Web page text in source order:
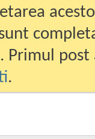
. Primul
.